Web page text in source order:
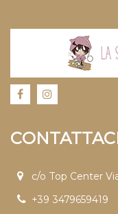
c/o Top Center
+39 3479659419